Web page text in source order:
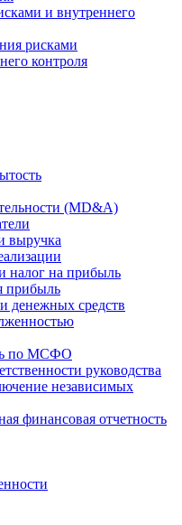
и внутреннего
рисками
контроля
(MD&A)
выручка
налог на прибыль
прибыль
денежных средств
по МСФО
руководства
независимых
финансовая отчетность